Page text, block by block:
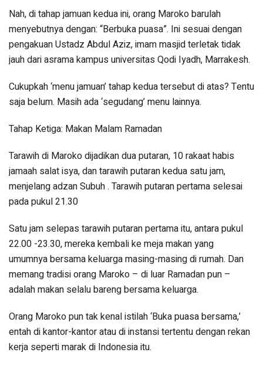
Nah, di tahap jamuan kedua ini, orang Maroko barulah
menyebutnya dengan: “Berbuka puasa”. Ini sesuai dengan
pengakuan Ustadz Abdul Aziz, imam masjid terletak tidak
jauh dari asrama kampus universitas Qodi Iyadh, Marrakesh.
Cukupkah ‘menu jamuan’ tahap kedua tersebut di atas? Tentu
saja belum. Masih ada ‘segudang’ menu lainnya.
Tahap Ketiga: Makan Malam Ramadan
Tarawih di Maroko dijadikan dua putaran, 10 rakaat habis
jamaah salat isya, dan tarawih putaran kedua satu jam,
menjelang adzan Subuh . Tarawih putaran pertama selesai
pada pukul 21.30
Satu jam selepas tarawih putaran pertama itu, antara pukul
22.00 -23.30, mereka kembali ke meja makan yang
umumnya bersama keluarga masing-masing di rumah. Dan
memang tradisi orang Maroko – di luar Ramadan pun –
adalah makan selalu bareng bersama keluarga.
Orang Maroko pun tak kenal istilah ‘Buka puasa bersama,’
entah di kantor-kantor atau di instansi tertentu dengan rekan
kerja seperti marak di Indonesia itu.